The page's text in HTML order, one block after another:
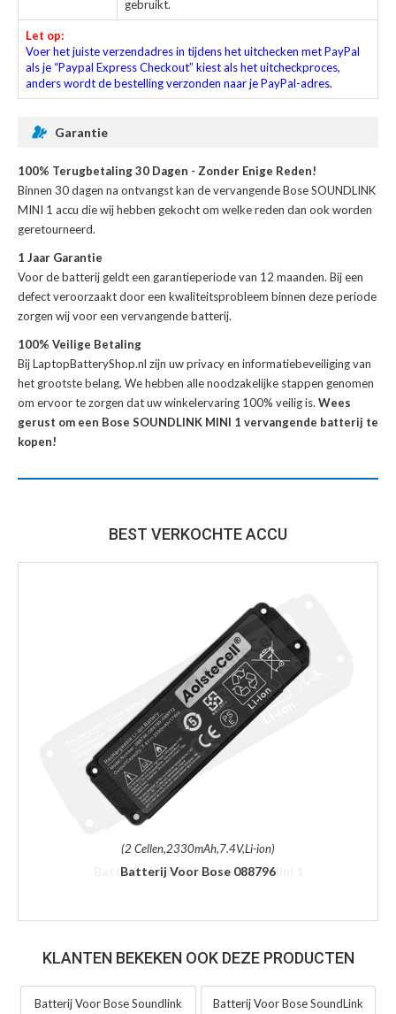
gebruikt.
Let op:
Voer het juiste verzendadres in tijdens het uitchecken met PayPal
als je “Paypal Express Checkout” kiest als het uitcheckproces,
anders wordt de bestelling verzonden naar je PayPal-adres.
Garantie
100% Terugbetaling 30 Dagen - Zonder Enige Reden!
Binnen 30 dagen na ontvangst kan devervangende Bose SOUNDLINK
MINI 1 accu die wij hebben gekocht om welke reden dan ook worden
geretourneerd.
1 Jaar Garantie
Voor debatterij geldt een garantieperiode van 12 maanden. Bij een
defect veroorzaakt door een kwaliteitsprobleem binnen deze periode
zorgen wij voor een vervangende batterij.
100% Veilige Betaling
Bij LaptopBatteryShop.nl zijn uw privacy en informatiebeveiliging van
het grootste belang. We hebben alle noodzakelijke stappen genomen
om ervoor te zorgen dat uw winkelervaring 100% veilig is. Wees
gerust om een Bose SOUNDLINK MINI 1 vervangende batterij te
kopen!
BEST VERKOCHTE ACCU
(2 Cellen,2330mAh,7.4V,Li-ion)
Batterij Voor Bose 088796
KLANTEN BEKEKEN OOK DEZE PRODUCTEN
Batterij Voor Bose Soundlink
Batterij Voor Bose SoundLink